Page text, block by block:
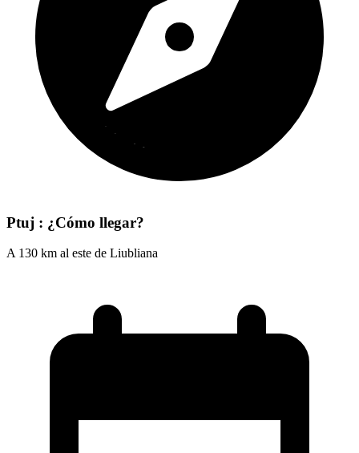
Ptuj : ¿Cómo llegar?
A 130 km al este de Liubliana